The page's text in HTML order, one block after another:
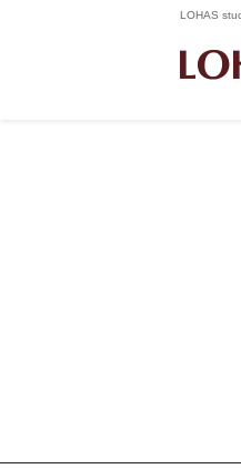
LOHAS